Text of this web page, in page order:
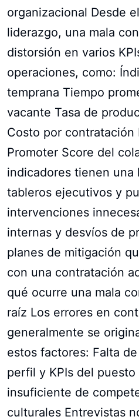
organizacional Desde
liderazgo, una mala
distorsión en varios
operaciones, como:
temprana Tiempo
vacante Tasa de
Costo por contratación
Promoter Score del
indicadores tienen
tableros ejecutivos y
intervenciones
internas y desvíos de
planes de mitigación
con una contratación
qué ocurre una mala
raíz Los errores en
generalmente se
estos factores: Falta
perfil y KPIs del puesto
insuficiente de
culturales Entrevistas